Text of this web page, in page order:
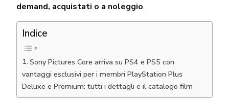
demand, acquistati o a noleggio.
Indice
Sony Pictures Core arriva su PS4 e PS5 con
vantaggi esclusivi per i membri PlayStation Plus
Deluxe e Premium: tutti i dettagli e il catalogo film